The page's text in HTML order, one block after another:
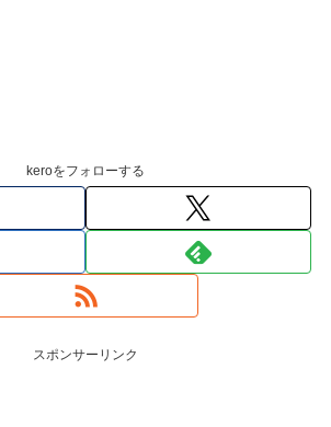
keroをフォローする
スポンサーリンク